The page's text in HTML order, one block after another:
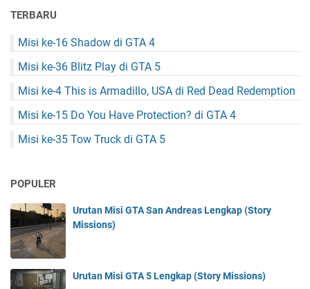
TERBARU
Misi ke-16 Shadow di GTA 4
Misi ke-36 Blitz Play di GTA 5
Misi ke-4 This is Armadillo, USA di Red Dead Redemption
Misi ke-15 Do You Have Protection? di GTA 4
Misi ke-35 Tow Truck di GTA 5
POPULER
Urutan Misi GTA San Andreas Lengkap (Story
Missions)
Urutan Misi GTA 5 Lengkap (Story Missions)